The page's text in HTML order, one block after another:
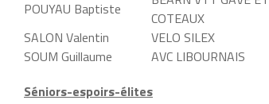
POUYAU Baptiste
COTEAUX
SALON Valentin
VELO SILEX
SOUM Guillaume
AVC LIBOURNAIS
Séniors-espoirs-élites